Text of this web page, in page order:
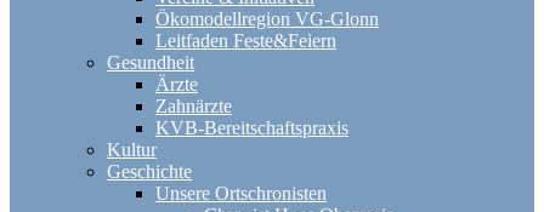
Ökomodellregion VG-Glonn
Leitfaden Feste&Feiern
Gesundheit
Ärzte
Zahnärzte
KVB-Bereitschaftspraxis
Kultur
Geschichte
Unsere Ortschronisten